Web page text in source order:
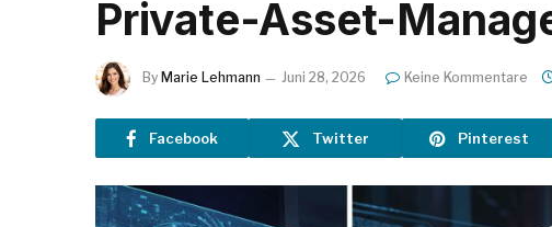
Private-Asset-
By Marie Lehmann Juni 28, 2026 Keine Kommentare
Facebook Twitter Pinterest